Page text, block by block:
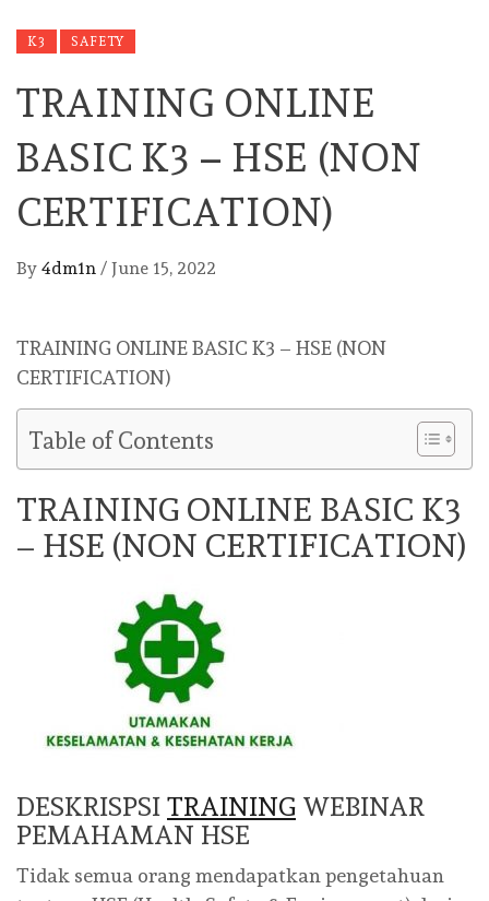
K3 SAFETY
TRAINING ONLINE
BASIC K3 – HSE (NON
CERTIFICATION)
By 4dm1n / June 15, 2022
TRAINING ONLINE BASIC K3 – HSE (NON
CERTIFICATION)
Table of Contents
TRAINING ONLINE BASIC K3
– HSE (NON CERTIFICATION)
DESKRISPSI TRAINING WEBINAR
PEMAHAMAN HSE
Tidak semua orang mendapatkan pengetahuan